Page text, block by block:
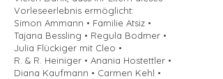
Vorleseerlebnis ermöglicht:
Simon Ammann • Familie Atsiz •
Tajana Bessling • Regula Bodmer •
Julia Flückiger mit Cleo •
R. & R. Heiniger • Anania Hostettler •
Diana Kaufmann • Carmen Kehl •